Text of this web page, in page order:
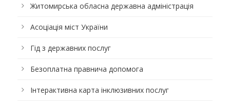
Житомирська обласна державна адміністрація
Асоціація міст України
Гід з державних послуг
Безоплатна правнича допомога
Інтерактивна карта інклюзивних послуг